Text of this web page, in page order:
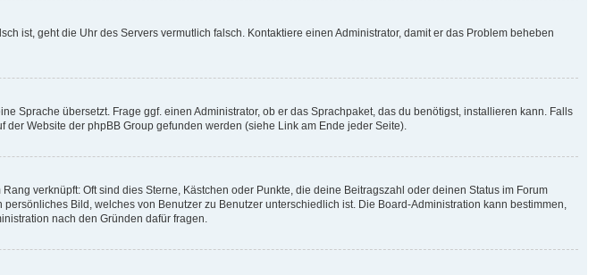
ist, geht die Uhr des Servers vermutlich falsch. Kontaktiere einen Administrator, damit er das Problem beheben
Sprache übersetzt. Frage ggf. einen Administrator, ob er das Sprachpaket, das du benötigst, installieren kann. Falls
Website der phpBB Group gefunden werden (siehe Link am Ende jeder Seite).
verknüpft: Oft sind dies Sterne, Kästchen oder Punkte, die deine Beitragszahl oder deinen Status im Forum
Bild, welches von Benutzer zu Benutzer unterschiedlich ist. Die Board-Administration kann bestimmen,
nach den Gründen dafür fragen.